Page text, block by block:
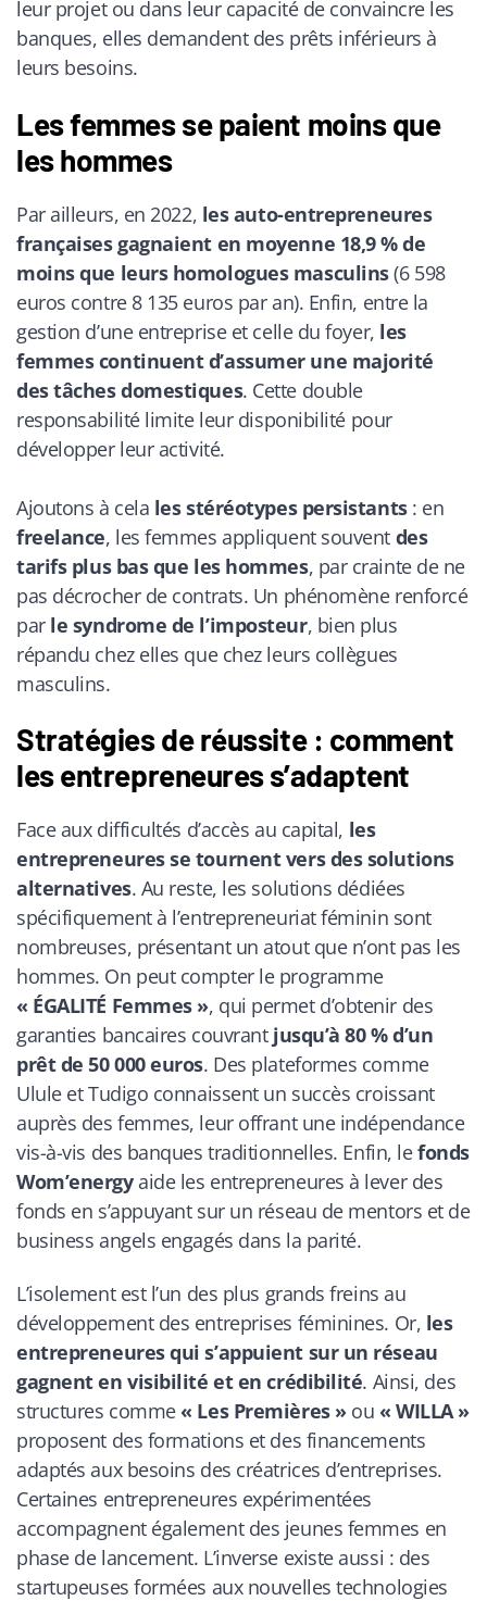
leur projet ou dans leur capacité de convaincre les
banques, elles demandent des prêts inférieurs à
leurs besoins.
Les femmes se paient moins que
les hommes
Par ailleurs, en 2022, les auto-entrepreneures
françaises gagnaient en moyenne 18,9 % de
moins que leurs homologues masculins(6 598
euros contre 8 135 euros par an). Enfin, entre la
gestion d’une entreprise et celle du foyer, les
femmes continuent d’assumer une majorité
des tâches domestiques. Cette double
responsabilité limite leur disponibilité pour
développer leur activité.
Ajoutons à cela les stéréotypes persistants: en
freelance, les femmes appliquent souvent des
tarifs plus bas que les hommes, par crainte de ne
pas décrocher de contrats. Un phénomène renforcé
par le syndrome de l’imposteur, bien plus
répandu chez elles que chez leurs collègues
masculins.
Stratégies de réussite : comment
les entrepreneures s’adaptent
Face aux difficultés d’accès au capital, les
entrepreneures se tournent vers des solutions
alternatives. Au reste, les solutions dédiées
spécifiquement à l’entrepreneuriat féminin sont
nombreuses, présentant un atout que n’ont pas les
hommes. On peut compter le programme
« ÉGALITÉ Femmes », qui permet d’obtenir des
garanties bancaires couvrant jusqu’à 80 % d’un
prêt de 50 000 euros. Des plateformes comme
Ulule et Tudigo connaissent un succès croissant
auprès des femmes, leur offrant une indépendance
vis-à-vis des banques traditionnelles. Enfin, lefonds
Wom’energyaide les entrepreneures à lever des
fonds en s’appuyant sur un réseau de mentors et de
business angels engagés dans la parité.
L’isolement est l’un des plus grands freins au
développement des entreprises féminines. Or, les
entrepreneures qui s’appuient sur un réseau
gagnent en visibilité et en crédibilité. Ainsi, des
structures comme « Les Premières »ou « WILLA »
proposent des formations et des financements
adaptés aux besoins des créatrices d’entreprises.
Certaines entrepreneures expérimentées
accompagnent également des jeunes femmes en
phase de lancement. L’inverse existe aussi : des
startupeuses formées aux nouvelles technologies